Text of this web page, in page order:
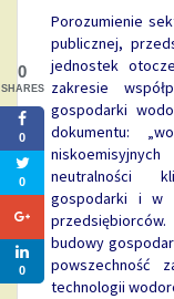
Porozumienie
publicznej,
jednostek
zakresie
gospodarki
dokumentu:
neutralności
gospodarki i w
budowy
powszechność
technologii
0
SHARES
0
0
0